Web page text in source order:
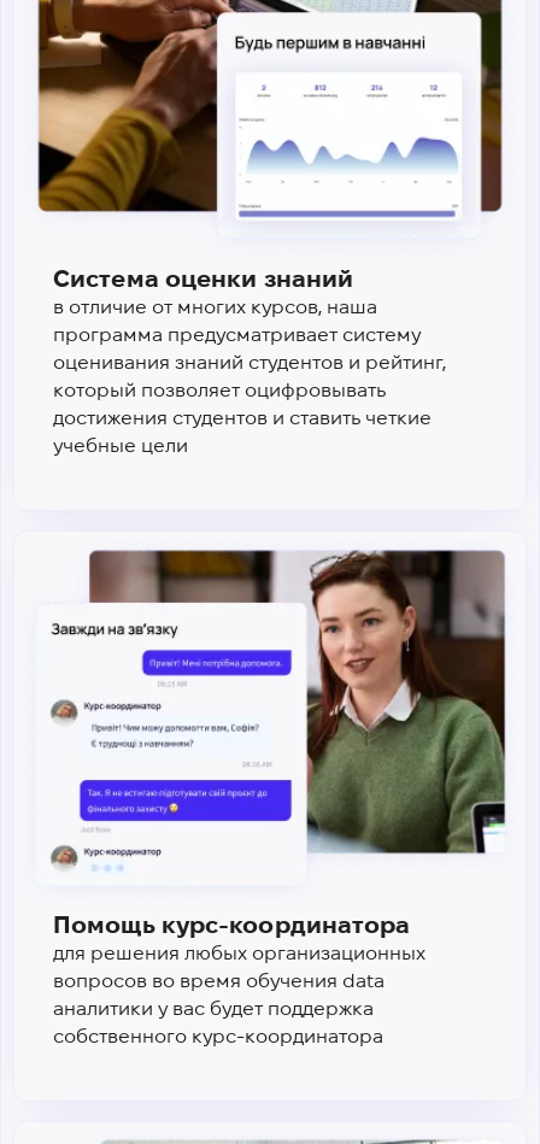
Система оценки знаний
в отличие от многих курсов, наша
программа предусматривает систему
оценивания знаний студентов и рейтинг,
который позволяет оцифровывать
достижения студентов и ставить четкие
учебные цели
Помощь курс-координатора
для решения любых организационных
вопросов во время обучения data
аналитики у вас будет поддержка
собственного курс-координатора